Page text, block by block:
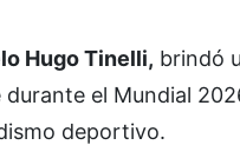
Hugo Tinelli, brindó
el Mundial
deportivo.